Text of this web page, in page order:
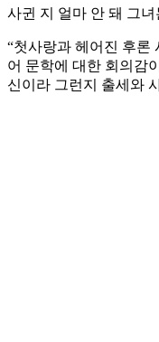
사귄 지 얼마 안 돼 그
“첫사랑과 헤어진 후론
어 문학에 대한 회의감
신이라 그런지 출세와